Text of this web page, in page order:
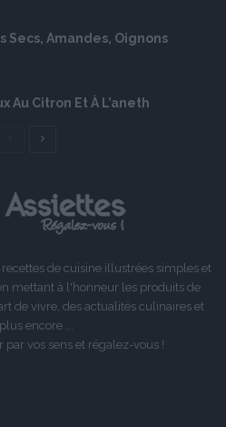
Secs, Amandes, Oignons
Au Citron Et À L’aneth
Page
de cuisine illustrées simples et
mettant à l'honneur les produits de
de vivre, des actualités culinaires et
encore ...
par vos sens et régalez-vous !